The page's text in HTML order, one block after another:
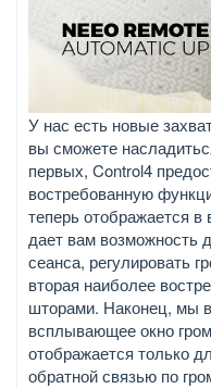
У нас есть новые
вы сможете
первых, Control4
востребованную
теперь отображается в
дает вам возможность
сеанса, регулировать
вторая наиболее
шторами. Наконец, мы
всплывающее окно
отображается только
обратной связью по